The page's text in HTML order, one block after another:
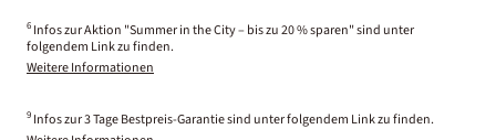
6 Infos zur Aktion "Summer in the City – bis zu 20 % sparen" sind unter
folgendem Link zu finden.
Weitere Informationen
9 Infos zur 3 Tage Bestpreis-Garantie sind unter folgendem Link zu finden.